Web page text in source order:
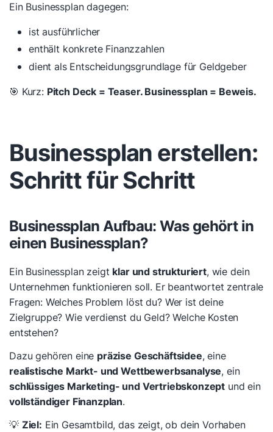
Ein Businessplan dagegen:
ist ausführlicher
enthält konkrete Finanzzahlen
dient als Entscheidungsgrundlage für Geldgeber
🎯 Kurz: Pitch Deck = Teaser. Businessplan = Beweis.
Businessplan erstellen:
Schritt für Schritt
Businessplan Aufbau: Was gehört in
einen Businessplan?
Ein Businessplan zeigt klar und strukturiert, wie dein
Unternehmen funktionieren soll. Er beantwortet zentrale
Fragen: Welches Problem löst du? Wer ist deine
Zielgruppe? Wie verdienst du Geld? Welche Kosten
entstehen?
Dazu gehören eine präzise Geschäftsidee, eine
realistische Markt- und Wettbewerbsanalyse, ein
schlüssiges Marketing- und Vertriebskonzept und ein
vollständiger Finanzplan.
💡 Ziel: Ein Gesamtbild, das zeigt, ob dein Vorhaben